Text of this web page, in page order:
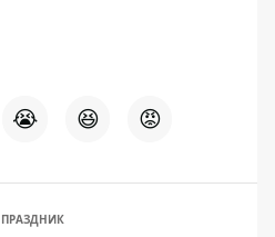
😭 😆 😡